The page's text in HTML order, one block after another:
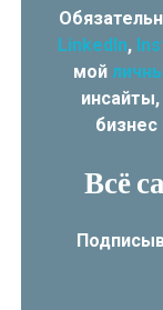
LinkedIn,
мой
Всё